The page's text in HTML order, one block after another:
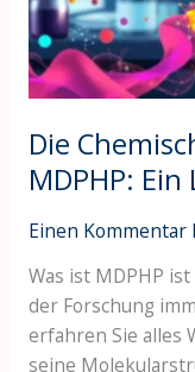
Die
MDPHP:
Einen
Was ist MDPHP
der Forschung
erfahren Sie alles
seine
Leitfaden
für
Forscher